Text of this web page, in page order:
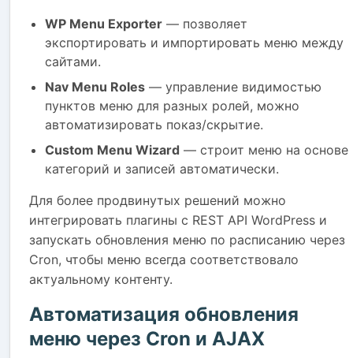
WP Menu Exporter — позволяет
экспортировать и импортировать меню между
сайтами.
Nav Menu Roles — управление видимостью
пунктов меню для разных ролей, можно
автоматизировать показ/скрытие.
Custom Menu Wizard — строит меню на основе
категорий и записей автоматически.
Для более продвинутых решений можно
интегрировать плагины с REST API WordPress и
запускать обновления меню по расписанию через
Cron, чтобы меню всегда соответствовало
актуальному контенту.
Автоматизация обновления
меню через Cron и AJAX